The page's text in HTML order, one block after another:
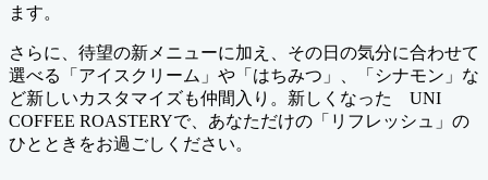
ます。
さらに、待望の新メニューに加え、その日の気分に合わせて
選べる「アイスクリーム」や「はちみつ」、「シナモン」な
ど新しいカスタマイズも仲間入り。新しくなった UNI
COFFEE ROASTERYで、あなただけの「リフレッシュ」の
ひとときをお過ごしください。